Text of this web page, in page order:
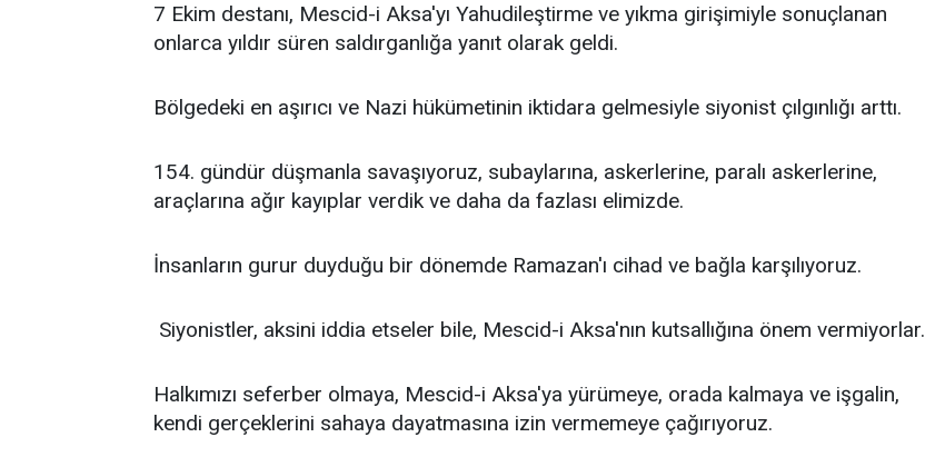
7 Ekim destanı, Mescid-i Aksa'yı Yahudileştirme ve yıkma girişimiyle sonuçlanan
onlarca yıldır süren saldırganlığa yanıt olarak geldi.
Bölgedeki en aşırıcı ve Nazi hükümetinin iktidara gelmesiyle siyonist çılgınlığı arttı.
154. gündür düşmanla savaşıyoruz, subaylarına, askerlerine, paralı askerlerine,
araçlarına ağır kayıplar verdik ve daha da fazlası elimizde.
İnsanların gurur duyduğu bir dönemde Ramazan'ı cihad ve bağla karşılıyoruz.
Siyonistler, aksini iddia etseler bile, Mescid-i Aksa'nın kutsallığına önem vermiyorlar.
Halkımızı seferber olmaya, Mescid-i Aksa'ya yürümeye, orada kalmaya ve işgalin,
kendi gerçeklerini sahaya dayatmasına izin vermemeye çağırıyoruz.